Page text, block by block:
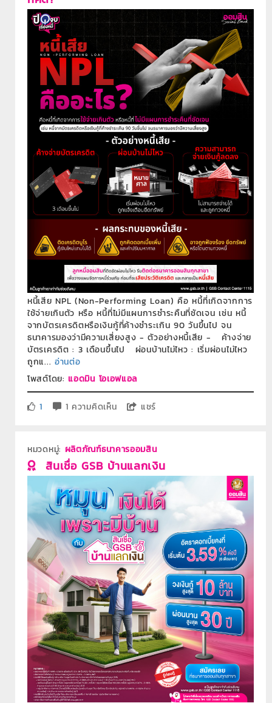
หนี้เสีย NPL (Non-Performing Loan) คือ หนี้ที่เกิดจากการ
ใช้จ่ายเกินตัว หรือ หนี้ที่ไม่มีแผนการชำระคืนที่ชัดเจน เช่น หนี้
จากบัตรเครดิตหรือเงินกู้ที่ค้างชำระเกิน 90 วันขึ้นไป จน
ธนาคารมองว่ามีความเสี่ยงสูง - ตัวอย่างหนี้เสีย - ค้างจ่าย
บัตรเครดิต : 3 เดือนขึ้นไป ผ่อนบ้านไม่ไหว : เริ่มผ่อนไม่ไหว
ถูกแ... อ่านต่อ
โพสต์โดย:แอดมิน โอเอฟแอล
1 1 ความคิดเห็น แชร์
หมวดหมู่: ผลิตภัณฑ์ธนาคารออมสิน
สินเชื่อ GSB บ้านแลกเงิน